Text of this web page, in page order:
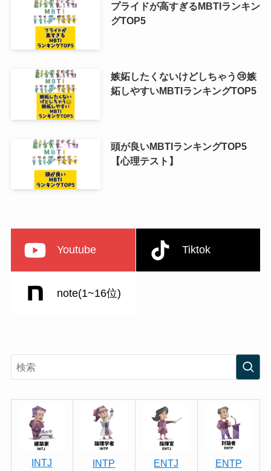
プライドが高すぎるMBTIランキン
グTOP5
嫉妬したくないけどしちゃう😢嫉
妬しやすいMBTIランキングTOP5
頭が良いMBTIランキングTOP5
【心理テスト】
Youtube Tiktok
note(1~16位)
INTJ
INTP
ENTJ
ENTP